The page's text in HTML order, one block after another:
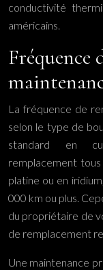
conductivité
américains.
Fréquence
La fréquence de
selon le type de
standard en
remplacement
platine ou en
000 km ou plus.
du propriétaire de
de remplacement
Une maintenance